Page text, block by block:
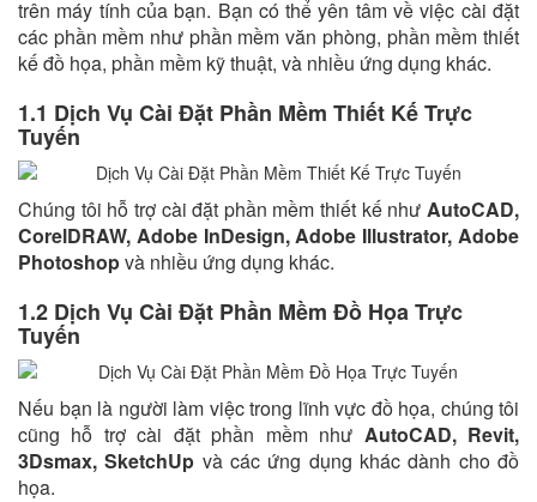
trên máy tính của bạn. Bạn có thể yên tâm về việc cài đặt
các phần mềm như phần mềm văn phòng, phần mềm thiết
kế đồ họa, phần mềm kỹ thuật, và nhiều ứng dụng khác.
1.1 Dịch Vụ Cài Đặt Phần Mềm Thiết Kế Trực
Tuyến
Chúng tôi hỗ trợ cài đặt phần mềm thiết kế như AutoCAD,
CorelDRAW, Adobe InDesign, Adobe Illustrator, Adobe
Photoshopvà nhiều ứng dụng khác.
1.2 Dịch Vụ Cài Đặt Phần Mềm Đồ Họa Trực
Tuyến
Nếu bạn là người làm việc trong lĩnh vực đồ họa, chúng tôi
cũng hỗ trợ cài đặt phần mềm như AutoCAD, Revit,
3Dsmax, SketchUp và các ứng dụng khác dành cho đồ
họa.